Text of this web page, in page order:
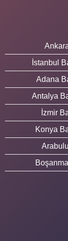
İstanbul
Adana
Antalya
İzmir
Konya